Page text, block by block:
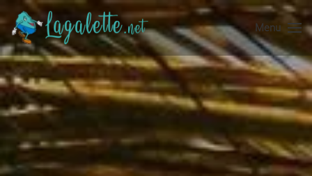
Accéder au contenu principal
Menu